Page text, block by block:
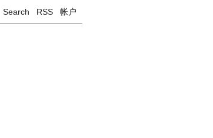
Search RSS 帐户